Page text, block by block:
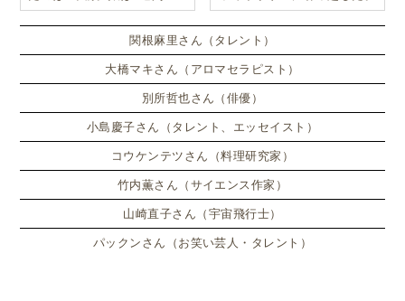
ンドンのサマースクールに通
い、英語劇に挑戦したり、
関根麻里さん（タレント）
大橋マキさん（アロマセラピスト）
別所哲也さん（俳優）
小島慶子さん（タレント、エッセイスト）
コウケンテツさん（料理研究家）
竹内薫さん（サイエンス作家）
山崎直子さん（宇宙飛行士）
パックンさん（お笑い芸人・タレント）